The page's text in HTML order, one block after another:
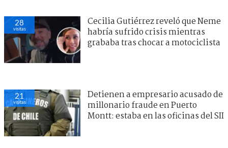
28
visitas
Cecilia Gutiérrez reveló que Neme
habría sufrido crisis mientras
grababa tras chocar a motociclista
21
visitas
Detienen a empresario acusado de
millonario fraude en Puerto
Montt: estaba en las oficinas del SII